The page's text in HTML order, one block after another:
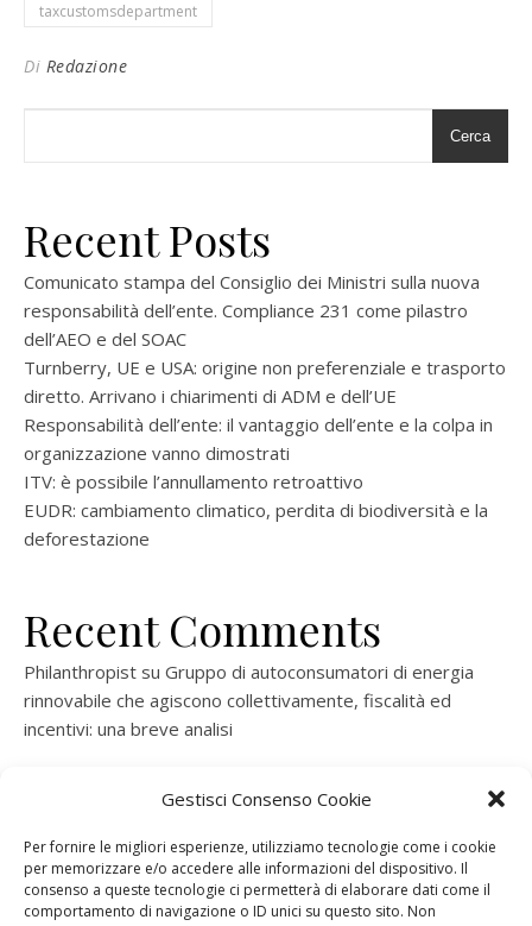
Gestisci Consenso Cookie
Per fornire le migliori esperienze, utilizziamo tecnologie come i cookie
per memorizzare e/o accedere alle informazioni del dispositivo. Il
consenso a queste tecnologie ci permetterà di elaborare dati come il
comportamento di navigazione o ID unici su questo sito. Non
taxcustomsdepartment
Di Redazione
Cerca
Recent Posts
Comunicato stampa del Consiglio dei Ministri sulla nuova
responsabilità dell’ente. Compliance 231 come pilastro
dell’AEO e del SOAC
Turnberry, UE e USA: origine non preferenziale e trasporto
diretto. Arrivano i chiarimenti di ADM e dell’UE
Responsabilità dell’ente: il vantaggio dell’ente e la colpa in
organizzazione vanno dimostrati
ITV: è possibile l’annullamento retroattivo
EUDR: cambiamento climatico, perdita di biodiversità e la
deforestazione
Recent Comments
Philanthropist su Gruppo di autoconsumatori di energia
rinnovabile che agiscono collettivamente, fiscalità ed
incentivi: una breve analisi
rinnovabile che agiscono collettivamente, fiscalità ed
ramatogelsuGruppo di autoconsumatori di energia
rinnovabile che agiscono collettivamente, fiscalità ed